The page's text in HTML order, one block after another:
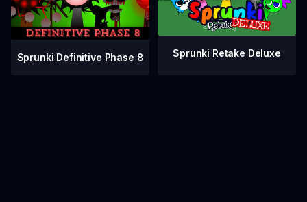
Sprunki Definitive Phase 8 Sprunki Retake Deluxe